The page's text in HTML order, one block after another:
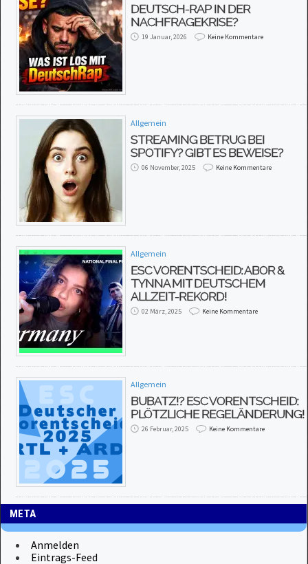
DEUTSCH-RAP IN DER
NACHFRAGEKRISE?
19 Januar, 2026 Keine Kommentare
Allgemein
STREAMING BETRUG BEI
SPOTIFY? GIBT ES BEWEISE?
06 November, 2025 Keine Kommentare
Allgemein
ESC VORENTSCHEID: ABOR &
TYNNA MIT DEUTSCHEM
ALLZEIT-REKORD!
02 März, 2025 Keine Kommentare
Allgemein
BUBATZ!? ESC VORENTSCHEID:
PLÖTZLICHE REGELÄNDERUNG!
26 Februar, 2025 Keine Kommentare
META
Anmelden
Eintrags-Feed